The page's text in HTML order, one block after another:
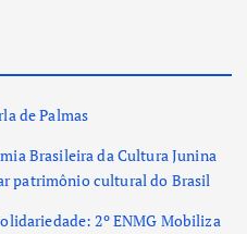
de Palmas
Brasileira da Cultura Junina
patrimônio cultural do Brasil
2º ENMG Mobiliza